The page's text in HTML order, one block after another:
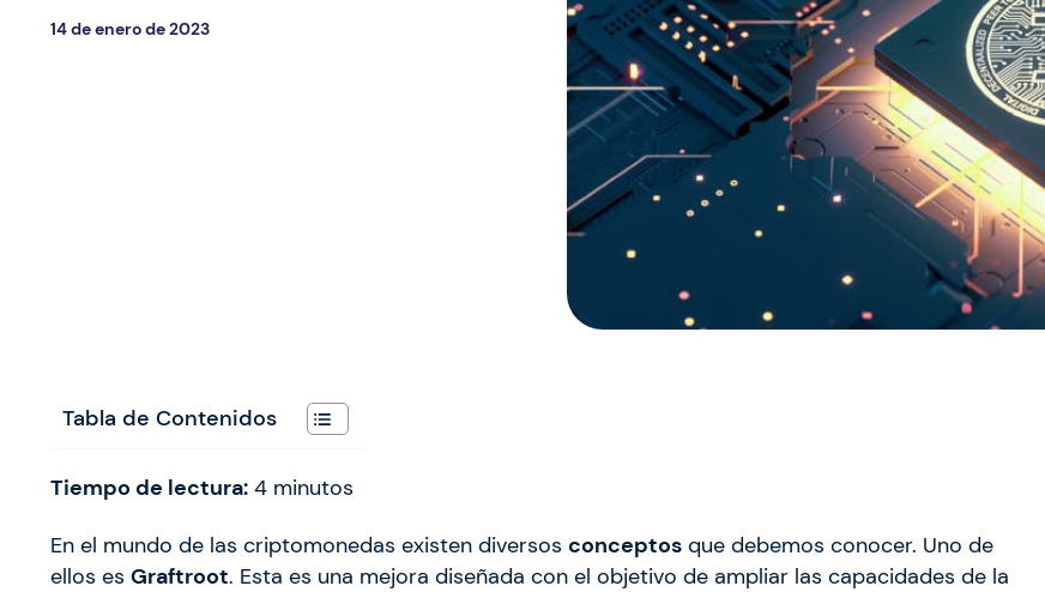
14 de enero de 2023
Tabla de Contenidos
Tiempo de lectura: 4 minutos
En el mundo de las criptomonedas existen diversos conceptos que debemos conocer. Uno de
ellos es Graftroot. Esta es una mejora diseñada con el objetivo de ampliar las capacidades de la